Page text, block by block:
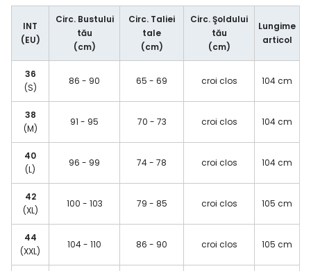
INT
(EU)
Circ. Bustului
tău
(cm)
Circ. Taliei
tale
(cm)
Circ. Şoldului
tău
(cm)
Lungime
articol
36
(S)
86 - 90 65 - 69 croi clos 104 cm
38
(M)
91 - 95 70 - 73 croi clos 104 cm
40
(L)
96 - 99 74 - 78 croi clos 104 cm
42
(XL)
100 - 103 79 - 85 croi clos 105 cm
44
(XXL)
104 - 110 86 - 90 croi clos 105 cm